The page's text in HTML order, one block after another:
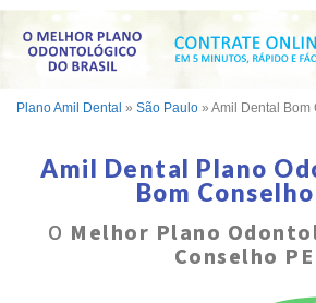
Plano Amil Dental » São Paulo » Amil Dental Bom
Amil Dental Plano
Bom Conselho
O Melhor Plano
Conselho PE